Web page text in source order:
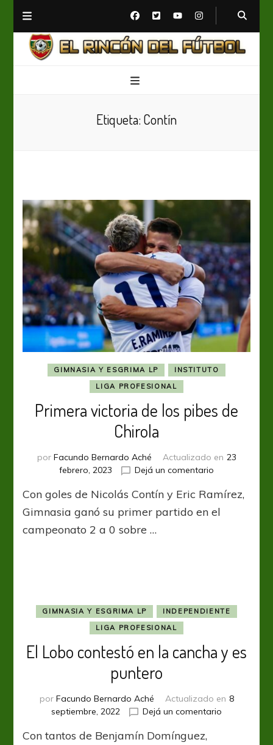
Etiqueta: Contín
GIMNASIA Y ESGRIMA LP
INSTITUTO
LIGA PROFESIONAL
Primera victoria de los pibes de
Chirola
por Facundo Bernardo Aché Actualizado en 23
febrero, 2023
Dejá un comentario
victoria
de
Con goles de Nicolás Contín y Eric Ramírez,
Gimnasia ganó su primer partido en el
campeonato 2 a 0 sobre …
GIMNASIA Y ESGRIMA LP
INDEPENDIENTE
LIGA PROFESIONAL
El Lobo contestó en la cancha y es
puntero
por Facundo Bernardo Aché Actualizado en 8
septiembre, 2022
Dejá un comentario
Con tantos de Benjamín Domínguez,